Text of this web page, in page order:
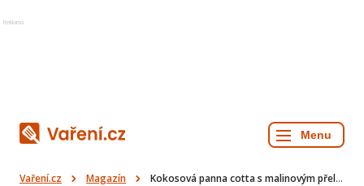
Reklama
Vaření.cz Magazín Kokosová panna cotta s malinovým přelivem krok za krokem